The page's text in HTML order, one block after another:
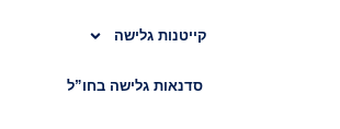
קייטנות גלישה
סדנאות גלישה בחו”ל